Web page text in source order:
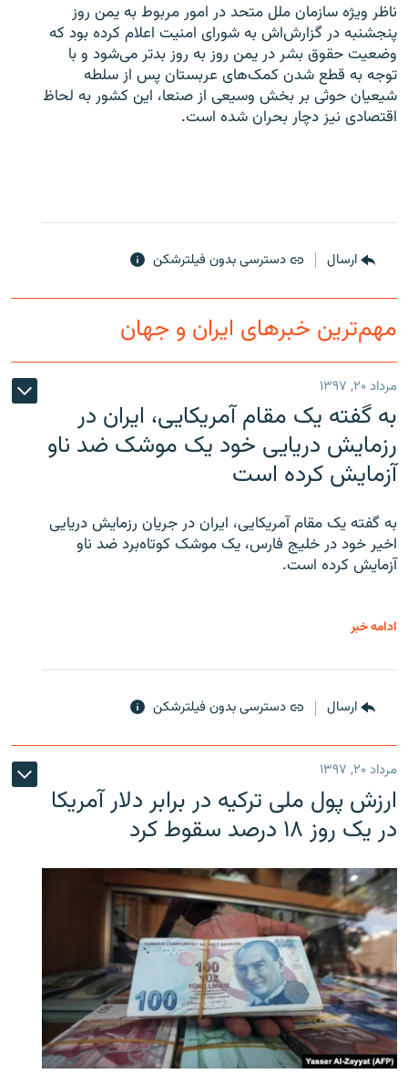
ناظر ویژه سازمان ملل متحد در امور مربوط به یمن روز
پنجشنبه در گزارش‌اش به شورای امنیت اعلام کرده بود که
وضعیت حقوق بشر در یمن روز به روز بدتر می‌شود و با
توجه به قطع شدن کمک‌های عربستان پس از سلطه
شیعیان حوثی بر بخش وسیعی از صنعا، این کشور به لحاظ
اقتصادی نیز دچار بحران شده است.
ارسال دسترسی بدون فیلترشکن
مهم‌ترین خبرهای ایران و جهان
مرداد ۲۰, ۱۳۹۷
به گفته یک مقام آمریکایی، ایران در
رزمایش دریایی خود یک موشک ضد ناو
آزمایش کرده است
به گفته یک مقام آمریکایی، ایران در جریان رزمایش دریایی
اخیر خود در خلیج فارس، یک موشک کوتاه‌برد ضد ناو
آزمایش کرده است.
ادامه خبر
ارسال دسترسی بدون فیلترشکن
مرداد ۲۰, ۱۳۹۷
ارزش پول ملی ترکیه در برابر دلار آمریکا
در یک روز ۱۸ درصد سقوط کرد